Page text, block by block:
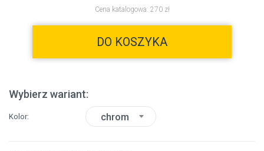
Cena katalogowa: 270 zł
DO KOSZYKA
Wybierz wariant:
Kolor chrom